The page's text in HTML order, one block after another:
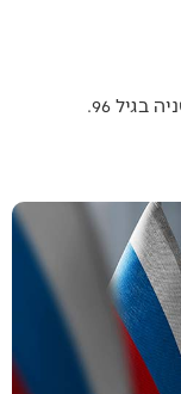
לפני כשבועיים נפטרה המלכה אליזבת׳ השניה בגיל 96.